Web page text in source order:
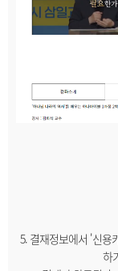
5. 결재정보에서 '신용
하